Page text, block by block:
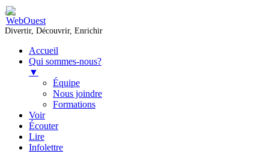
Divertir, Découvrir, Enrichir
Accueil
Qui sommes-nous?
▼
Équipe
Nous joindre
Formations
Voir
Écouter
Lire
Infolettre